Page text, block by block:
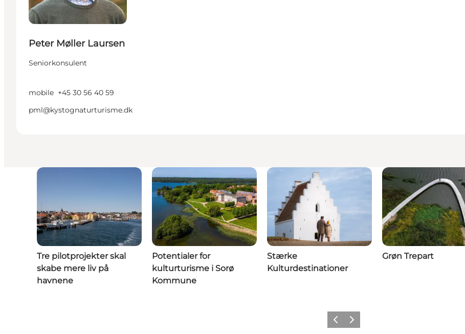
Peter Møller Laursen
Seniorkonsulent
mobile +45 30 56 40 59
pml@kystognaturturisme.dk
Tre pilotprojekter skal
skabe mere liv på
havnene
Potentialer for
kulturturisme i Sorø
Kommune
Stærke
Kulturdestinationer
Grøn Trepart
Forrige billede
Næste billede